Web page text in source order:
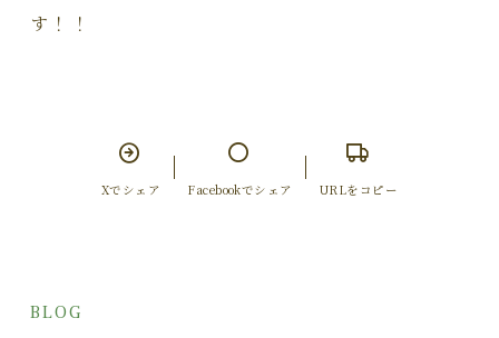
す！！
Xでシェア Facebookでシェア URLをコピー
BLOG